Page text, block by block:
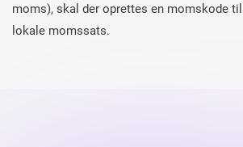
moms), skal der oprettes en momskode
lokale momssats.